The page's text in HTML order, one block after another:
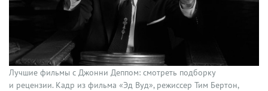
Лучшие фильмы с Джонни Деппом: смотреть подборку
и рецензии. Кадр из фильма «Эд Вуд», режиссер Тим Бертон,